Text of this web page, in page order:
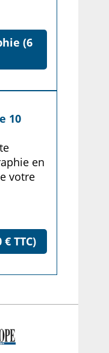
(6
10
en
votre
TTC)